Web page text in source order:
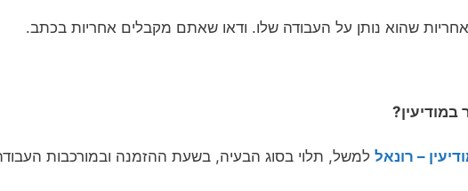
שהוא נותן על העבודה שלו. ודאו שאתם מקבלים אחריות בכתב.
– רונאל למשל, תלוי בסוג הבעיה, בשעת ההזמנה ובמורכבות